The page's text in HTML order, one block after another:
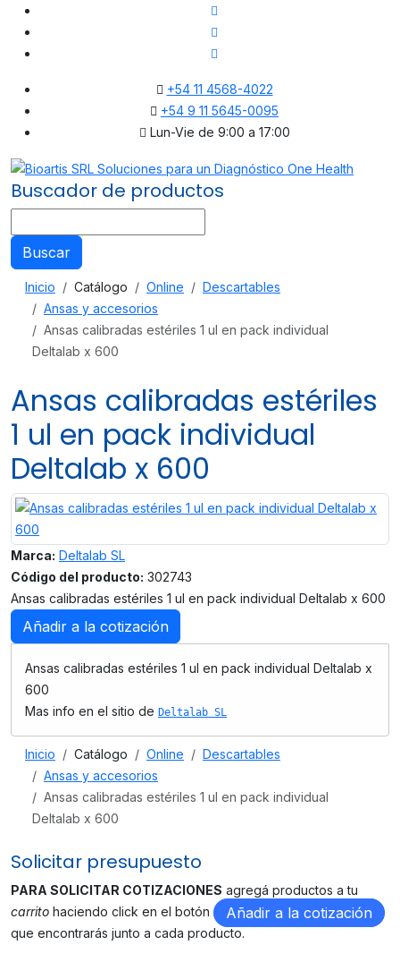
+54 11 4568-4022
+54 9 11 5645-0095
Lun-Vie de 9:00 a 17:00
Buscador de productos
Buscar
Inicio Catálogo Online
Descartables
Ansas y accesorios
Ansas calibradas estériles 1 ul en pack individual
Deltalab x 600
Ansas calibradas estériles
1 ul en pack individual
Deltalab x 600
Marca: Deltalab SL
Código del producto: 302743
Ansas calibradas estériles 1 ul en pack individual Deltalab x 600
Añadir a la cotización
Ansas calibradas estériles 1 ul en pack individual Deltalab x
600
Mas info en el sitio de Deltalab SL
Inicio Catálogo Online
Descartables
Ansas y accesorios
Ansas calibradas estériles 1 ul en pack individual
Deltalab x 600
Solicitar presupuesto
PARA SOLICITAR COTIZACIONES agregá productos a tu
carrito haciendo click en el botón Añadir a la cotización
que encontrarás junto a cada producto.